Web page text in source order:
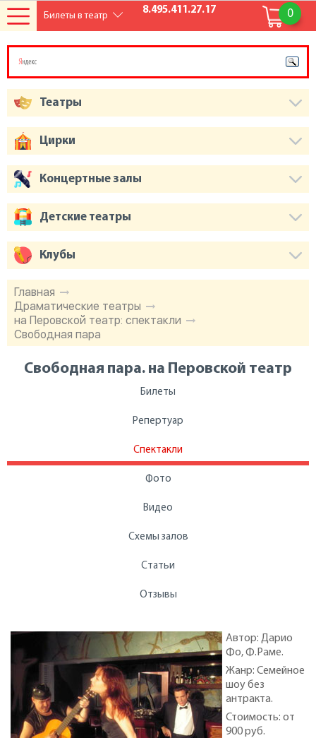
0
8.495.411.27.17
Главная
Драматические театры
на Перовской театр: спектакли
Свободная пара
Свободная пара. на Перовской театр
Билеты
Репертуар
Спектакли
Фото
Видео
Схемы залов
Статьи
Отзывы
Автор: Дарио
Фо, Ф.Раме.
Жанр: Семейное
шоу без
антракта.
Стоимость: от
900 руб.
Театры
Цирки
Концертные залы
Детские театры
Клубы
Билеты в театр